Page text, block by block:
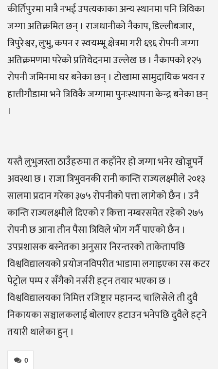
कीर्तिपुरमा मात्रै नभई उपत्यकाका अन्य स्थानमा पनि त्रिविका
जग्गा अतिक्रमित छन् । राजधानीको नैकाप, डिल्लीबजार,
त्रिपुरेश्वर, लुभु, कपन र स्वयम्भू क्षेत्रमा गरी ६९६ रोपनी जग्गा
अतिक्रमणमा परेको प्रतिवेदनमा उल्लेख छ । नैकापको १२५
रोपनी जमिनमा घर बनेका छन् । टोखामा सामुदायिक भवन र
हात्तीगौडामा भने त्रिविकै जग्गामा पुनःस्थापना केन्द्र बनेका छन्
।
यस्तै लुभुजस्ता ठाउँहरुमा त कहाँनेर हो जग्गा भनेर खोज्नुपर्ने
अवस्था छ । राजा त्रिभुवनकी रानी कान्ति राज्यलक्ष्मीले २०१३
सालमा प्रदान गरेका ३७५ रोपनीको पत्ता लागेको छैन । उनै
कान्ति राज्यलक्ष्मीले दिएको र कित्ता नम्बरसमेत रहेको २७५
रोपनी छ आना तीन पैसा त्रिविले भोग गर्नै पाएको छैन ।
उपप्रशासक बस्नेतका अनुसार निरन्तरको ताकेतापछि
विश्वविद्यालयको प्रयोजनविपरीत भाडामा लगाइएका रस कटर
पेट्रोल पम्प र सँगैको नर्सरी हट्न तयार भएका छ ।
विश्वविद्यालयका निमित्त रजिष्ट्रार महानन्द चालिसेले ती दुवै
निकायका सञ्चालकलाई बोलाएर हटाउन भनेपछि दुवैले हट्ने
तयारी थालेका हुन् ।
0